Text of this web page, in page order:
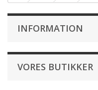
INFORMATION
VORES BUTIKKER